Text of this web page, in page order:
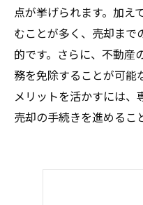
点が挙げられます。加え
むことが多く、売却まで
的です。さらに、不動産
務を免除することが可能
メリットを活かすには、
売却の手続きを進めるこ